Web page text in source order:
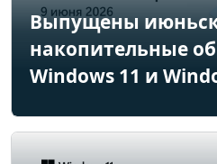
Выпущены
накопительные
Windows 11 и